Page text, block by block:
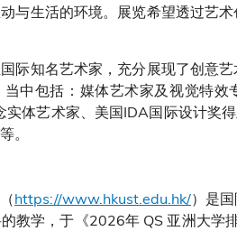
与生活的环境。展览希望透过艺
际知名艺术家，充分展现了创意
中包括：媒体艺术家及视觉特
实体艺术家、美国IDA国际设计奖
等。
https://www.hkust.edu.hk/）是
教学，于《2026年 QS 亚洲大